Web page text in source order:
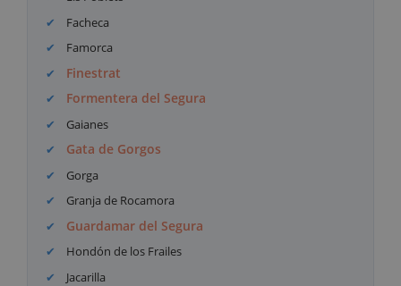
Facheca
Famorca
Finestrat
Formentera del Segura
Gaianes
Gata de Gorgos
Gorga
Granja de Rocamora
Guardamar del Segura
Hondón de los Frailes
Jacarilla